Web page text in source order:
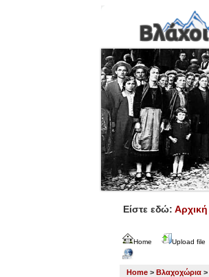
Είστε εδώ: Αρχική
Home Upload file
Home > Βλαχοχώρια >